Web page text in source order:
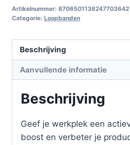
€2,299.00.
Artikelnummer: 8706501136247703642
Categorie: Loopbanden
Beschrijving
Aanvullende informatie
Beschrijving
Geef je werkplek een
boost en verbeter je